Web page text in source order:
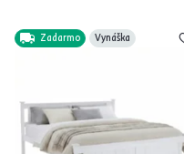
Zadarmo Vynáška